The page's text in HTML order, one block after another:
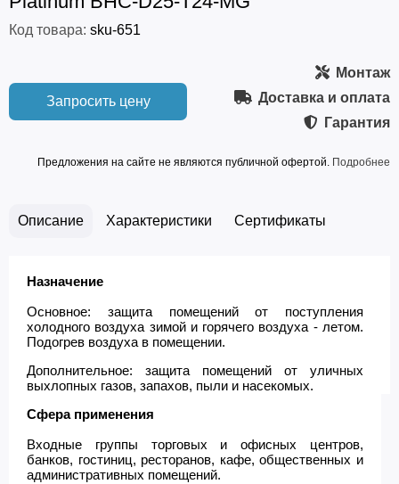
Код товара: sku-651
Запросить цену
Монтаж
Доставка и оплата
Гарантия
Предложения на сайте не являются публичной офертой. Подробнее
Описание Характеристики Сертификаты
Назначение
Основное: защита помещений от поступления
холодного воздуха зимой и горячего воздуха - летом.
Подогрев воздуха в помещении.
Дополнительное: защита помещений от уличных
выхлопных газов, запахов, пыли и насекомых.
Сфера применения
Входные группы торговых и офисных центров,
банков, гостиниц, ресторанов, кафе, общественных и
административных помещений.